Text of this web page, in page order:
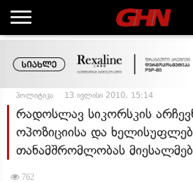
პოლიტიკა 13 ივლისი 2010, 15:14
რადოსლავ სიკორსკის
ოპოზიციისა და
თანამშრომლობას
762